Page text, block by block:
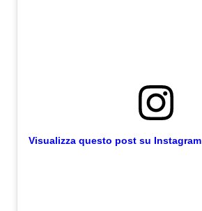
Visualizza questo post su Instagram